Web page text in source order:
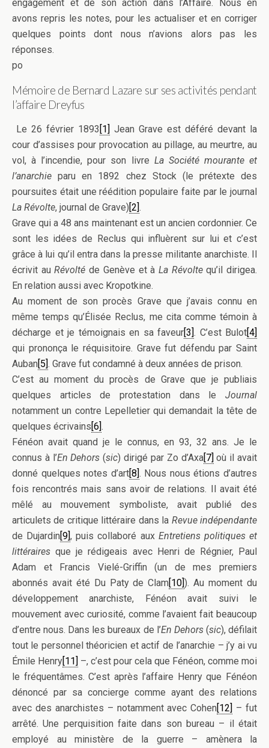
engagement et de son action dans l’Affaire. Nous en
avons repris les notes, pour les actualiser et en corriger
quelques points dont nous n’avions alors pas les
réponses.
po
Mémoire de Bernard Lazare sur ses activités pendant
l’affaire Dreyfus
Le 26 février 1893 [1] Jean Grave est déféré devant la
cour d’assises pour provocation au pillage, au meurtre, au
vol, à l’incendie, pour son livre La Société mourante et
l’anarchie paru en 1892 chez Stock (le prétexte des
poursuites était une réédition populaire faite par le journal
La Révolte, journal de Grave)[2].
Grave qui a 48 ans maintenant est un ancien cordonnier. Ce
sont les idées de Reclus qui influèrent sur lui et c’est
grâce à lui qu’il entra dans la presse militante anarchiste. Il
écrivit auRévolté de Genève et à La Révoltequ’il dirigea.
En relation aussi avec Kropotkine.
Au moment de son procès Grave que j’avais connu en
même temps qu’Élisée Reclus, me cita comme témoin à
décharge et je témoignais en sa faveur[3]. C’est Bulot[4]
qui prononça le réquisitoire. Grave fut défendu par Saint
Auban[5]. Grave fut condamné à deux années de prison.
C’est au moment du procès de Grave que je publiais
quelques articles de protestation dans le Journal
notamment un contre Lepelletier qui demandait la tête de
quelques écrivains[6].
Fénéon avait quand je le connus, en 93, 32 ans. Je le
connus à l’En Dehors (sic) dirigé par Zo d’Axa[7] où il avait
donné quelques notes d’art[8]. Nous nous étions d’autres
fois rencontrés mais sans avoir de relations. Il avait été
mêlé au mouvement symboliste, avait publié des
articulets de critique littéraire dans la Revue indépendante
de Dujardin[9], puis collaboré aux Entretiens politiques et
littéraires que je rédigeais avec Henri de Régnier, Paul
Adam et Francis Vielé-Griffin (un de mes premiers
abonnés avait été Du Paty de Clam[10]). Au moment du
développement anarchiste, Fénéon avait suivi le
mouvement avec curiosité, comme l’avaient fait beaucoup
d’entre nous. Dans les bureaux de l’En Dehors(sic), défilait
tout le personnel théoricien et actif de l’anarchie – j’y ai vu
Émile Henry[11] –, c’est pour cela que Fénéon, comme moi
le fréquentâmes. C’est après l’affaire Henry que Fénéon
dénoncé par sa concierge comme ayant des relations
avec des anarchistes – notamment avec Cohen[12] – fut
arrêté. Une perquisition faite dans son bureau – il était
employé au ministère de la guerre – amènera la